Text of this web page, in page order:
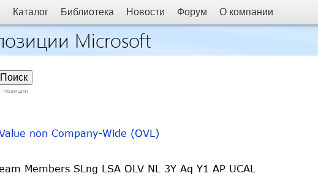
Каталог Библиотека Новости Форум О компании
Microsoft
позиции
non Company-Wide (OVL)
Members SLng LSA OLV NL 3Y Aq Y1 AP UCAL